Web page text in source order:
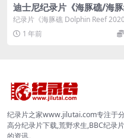
迪士尼纪录片《海豚礁/海
录片 Dolphin Reef 2020》
语多国中字 官方纯净版 4K
MKV/8.88G
纪录片《海豚礁 Dolphin Reef
语多国中字 《海豚礁 Do...
1 年前
纪录片之家www.jilutai.com专注于
高分纪录片下载,荒野求生,BBC纪录
的资讯。